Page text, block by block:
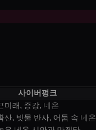
사이버펑크
미래, 증강, 네온
산, 빗물 반사, 어둠 속 네온